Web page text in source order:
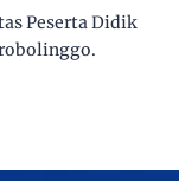
Peserta Didik